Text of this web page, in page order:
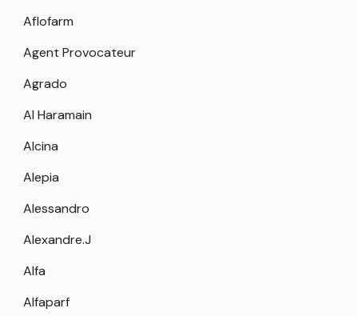
Aflofarm
Agent Provocateur
Agrado
Al Haramain
Alcina
Alepia
Alessandro
Alexandre.J
Alfa
Alfaparf